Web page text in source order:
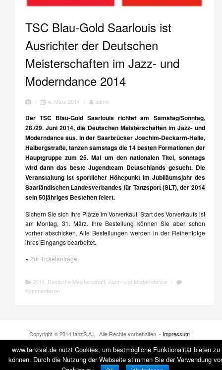
TSC Blau-Gold Saarlouis ist
Ausrichter der Deutschen
Meisterschaften im Jazz- und
Moderndance 2014
/ 4. März 2014 / admin
Der TSC Blau-Gold Saarlouis richtet am Samstag/Sonntag,
28./29. Juni 2014, die Deutschen Meisterschaften im Jazz- und
Moderndance aus. In der Saarbrücker Joachim-Deckarm-Halle,
Halbergstraße, tanzen samstags die 14 besten Formationen der
Hauptgruppe zum 25. Mal um den nationalen Titel, sonntags
wird dann das beste Jugendteam Deutschlands gesucht. Die
Veranstaltung ist sportlicher Höhepunkt im Jubiläumsjahr des
Saarländischen Landesverbandes für Tanzsport (SLT), der 2014
sein 50jähriges Bestehen feiert.
Sichern Sie sich Ihre Plätze im Vorverkauf. Start des Vorverkaufs ist
am Montag, 31. März. Ihre Bestellung können Sie aber schon
vorher abschicken. Alle Bestellungen werden in der Reihenfolge
ihres Eingangs bearbeitet.
» Zur Ticketanfrage
2014, Deutsche Meisterschaft, Jazz- und Moderndance /
Kommentieren
Copyright © 2014 tanzS.A.L. Alle Rechte vorbehalten. - Impressum |
Datenschutz
www.tanzsal.de nutzt Cookies, um bestmögliche Funktionalität bieten zu
können. Durch die Nutzung der Webseite stimmen Sie der Verwendung